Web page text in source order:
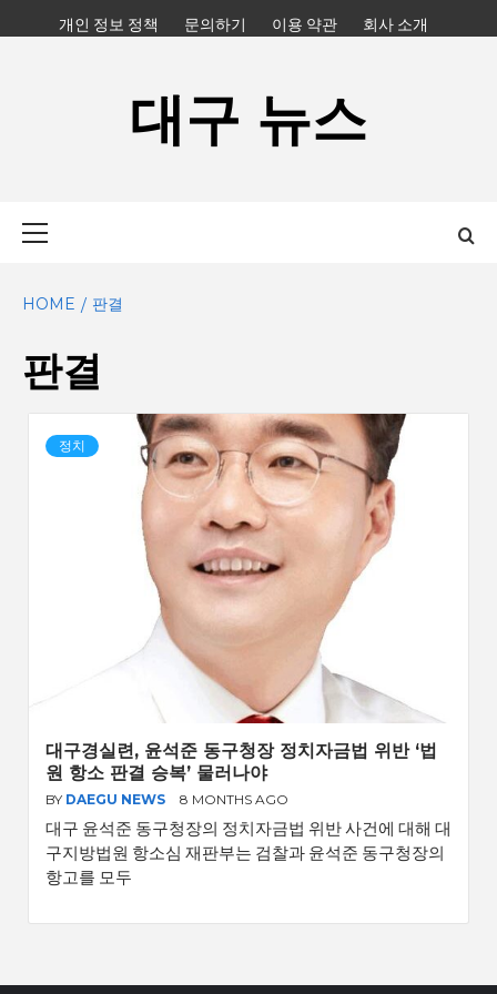
to
개인 정보 정책 문의하기 이용 약관 회사 소개
대구 뉴스
HOME 판결
판결
정치
대구경실련, 윤석준 동구청장 정치자금법 위반 ‘법
원 항소 판결 승복’ 물러나야
BY DAEGU NEWS 8 MONTHS AGO
대구 윤석준 동구청장의 정치자금법 위반 사건에 대해 대
구지방법원 항소심 재판부는 검찰과 윤석준 동구청장의
항고를 모두